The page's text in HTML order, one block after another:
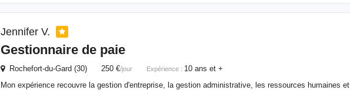
Jennifer V.
Gestionnaire de paie
Rochefort-du-Gard (30) 250 €/jour Expérience : 10 ans et +
Mon expérience recouvre la gestion d'entreprise, la gestion administrative, les ressources humaines et